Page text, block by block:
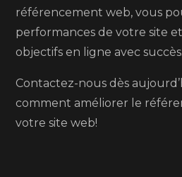
référencement web, vous
performances de votre site
objectifs en ligne avec succès.
Contactez-nous dès
comment améliorer le
votre site web!